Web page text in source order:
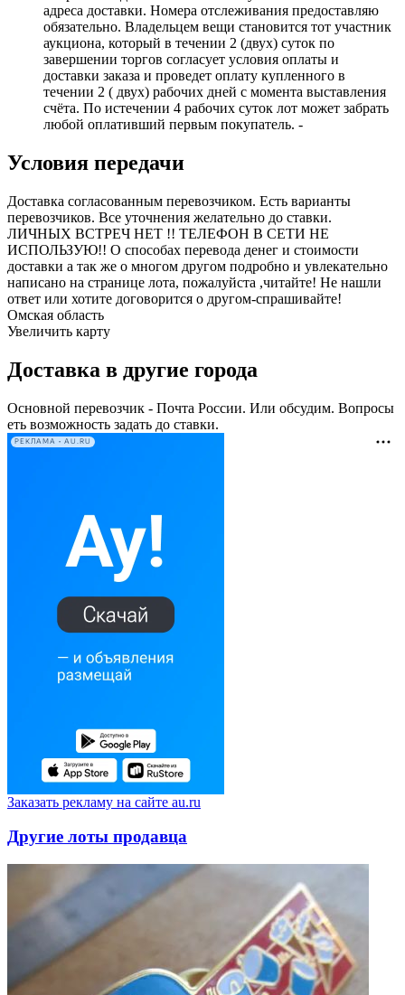
адреса доставки. Номера отслеживания предоставляю
обязательно. Владельцем вещи становится тот участник
аукциона, который в течении 2 (двух) суток по
завершении торгов согласует условия оплаты и
доставки заказа и проведет оплату купленного в
течении 2 ( двух) рабочих дней с момента выставления
счёта. По истечении 4 рабочих суток лот может забрать
любой оплативший первым покупатель. -
Условия передачи
Доставка согласованным перевозчиком. Есть варианты
перевозчиков. Все уточнения желательно до ставки.
ЛИЧНЫХ ВСТРЕЧ НЕТ !! ТЕЛЕФОН В СЕТИ НЕ
ИСПОЛЬЗУЮ!! О способах перевода денег и стоимости
доставки а так же о многом другом подробно и увлекательно
написано на странице лота, пожалуйста ,читайте! Не нашли
ответ или хотите договорится о другом-спрашивайте!
Омская область
Увеличить карту
Доставка в другие города
Основной перевозчик - Почта России. Или обсудим. Вопросы
еть возможность задать до ставки.
РЕКЛАМА • AU.RU
Заказать рекламу на сайте au.ru
Другие лоты продавца